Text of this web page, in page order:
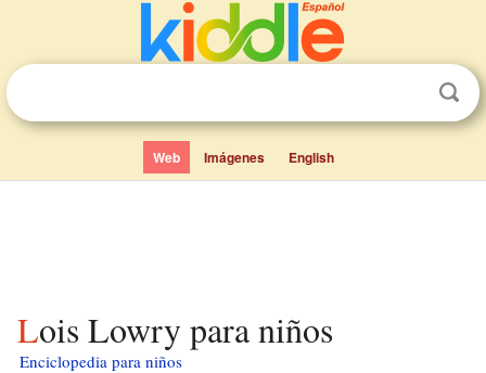
Web Imágenes English
Lois Lowry para niños
Enciclopedia para niños